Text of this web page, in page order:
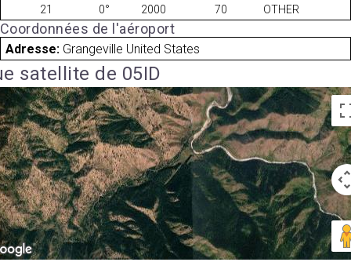
21
0° 2000 70 OTHER
Coordonnées de l'aéroport
Adresse: Grangeville United States
satellite de 05ID